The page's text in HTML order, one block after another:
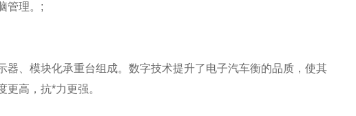
理。 ;
、模块化承重台组成。数字技术提升了电子汽车衡的品质，使其
高，抗*力更强。